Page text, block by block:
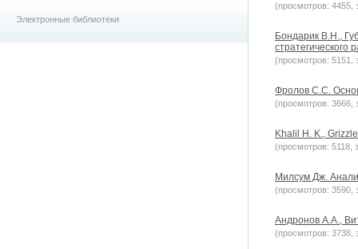
Электронные библиотеки
(просмотров: 4455,
Бондарик В.Н.,
(просмотров: 5151,
Фролов С.С.
(просмотров: 3666,
Khalil H. K.,
(просмотров: 5118,
Милсум Дж.
(просмотров: 3590,
Андронов А.А.,
(просмотров: 3738,